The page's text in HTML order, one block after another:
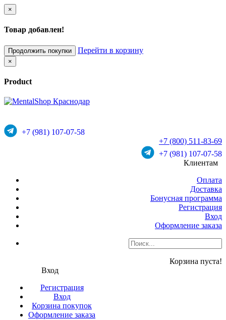
×
Товар добавлен!
Продолжить покупки Перейти в корзину
×
Product
+7 (981) 107-07-58
+7 (800) 511-83-69
+7 (981) 107-07-58
Клиентам
Оплата
Доставка
Бонусная программа
Регистрация
Вход
Оформление заказа
Корзина пуста!
Вход
Регистрация
Вход
Корзина покупок
Оформление заказа